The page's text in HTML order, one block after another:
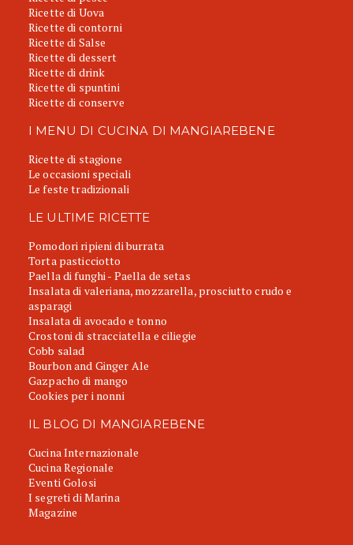
Ricette di Uova
Ricette di contorni
Ricette di Salse
Ricette di dessert
Ricette di drink
Ricette di spuntini
Ricette di conserve
I MENU DI CUCINA DI MANGIAREBENE
Ricette di stagione
Le occasioni speciali
Le feste tradizionali
LE ULTIME RICETTE
Pomodori ripieni di burrata
Torta pasticciotto
Paella di funghi - Paella de setas
Insalata di valeriana, mozzarella, prosciutto crudo e
asparagi
Insalata di avocado e tonno
Crostoni di stracciatella e ciliegie
Cobb salad
Bourbon and Ginger Ale
Gazpacho di mango
Cookies per i nonni
IL BLOG DI MANGIAREBENE
Cucina Internazionale
Cucina Regionale
Eventi Golosi
I segreti di Marina
Magazine